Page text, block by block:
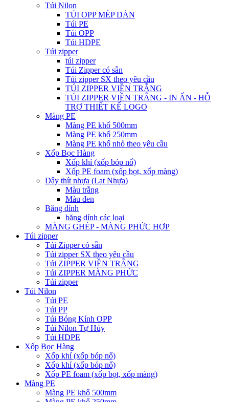
Túi Nilon
TÚI OPP MÉP DÁN
Túi PE
Túi OPP
Túi HDPE
Túi zipper
túi zipper
Túi Zipper có sẵn
Túi zipper SX theo yêu cầu
TÚI ZIPPER VIỀN TRẮNG
TÚI ZIPPER VIỀN TRẮNG - IN ẤN - HỖ
TRỢ THIẾT KẾ LOGO
Màng PE
Màng PE khổ 500mm
Màng PE khổ 250mm
Màng PE khổ nhỏ theo yêu cầu
Xốp Bọc Hàng
Xốp khí (xốp bóp nổ)
Xốp PE foam (xốp bọt, xốp màng)
Dây thít nhựa (Lạt Nhựa)
Màu trắng
Màu đen
Băng dính
băng dính các loại
MÀNG GHÉP - MÀNG PHỨC HỢP
Túi zipper
Túi Zipper có sẵn
Túi zipper SX theo yêu cầu
Túi ZIPPER VIỀN TRẮNG
Túi ZIPPER MÀNG PHỨC
Túi zipper
Túi Nilon
Túi PE
Túi PP
Túi Bóng Kính OPP
Túi Nilon Tự Hủy
Túi HDPE
Xốp Bọc Hàng
Xốp khí (xốp bóp nổ)
Xốp khí (xốp bóp nổ)
Xốp PE foam (xốp bọt, xốp màng)
Màng PE
Màng PE khổ 500mm